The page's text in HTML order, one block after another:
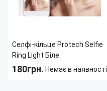
Селфі-кільце Protech Selfie
Ring Light Біле
180грн. Немає в наявності